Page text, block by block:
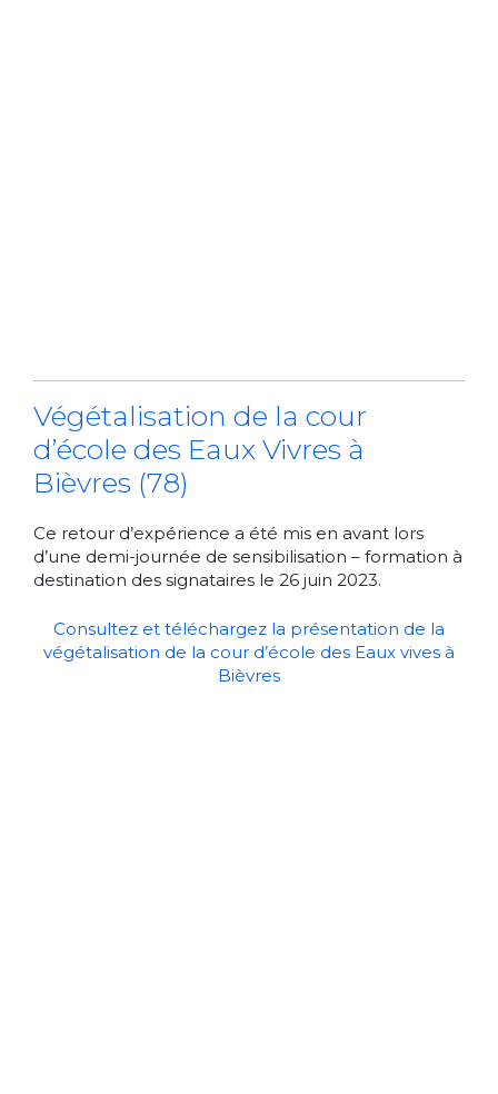
Végétalisation de la cour
d’école des Eaux Vivres à
Bièvres (78)
Ce retour d’expérience a été mis en avant lors
d’une demi-journée de sensibilisation – formation à
destination des signataires le 26 juin 2023.
Consultez et téléchargez la présentation de la
végétalisation de la cour d’école des Eaux vives à
Bièvres